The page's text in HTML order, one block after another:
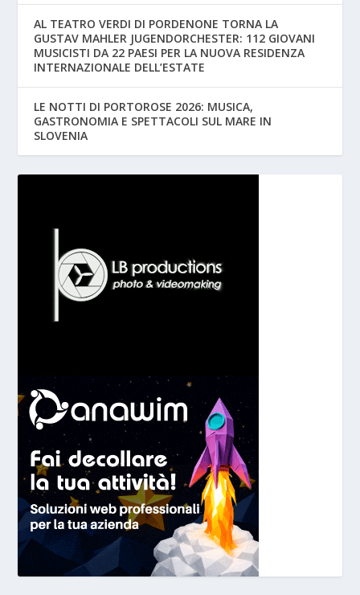
AL TEATRO VERDI DI PORDENONE TORNA LA
GUSTAV MAHLER JUGENDORCHESTER: 112 GIOVANI
MUSICISTI DA 22 PAESI PER LA NUOVA RESIDENZA
INTERNAZIONALE DELL’ESTATE
LE NOTTI DI PORTOROSE 2026: MUSICA,
GASTRONOMIA E SPETTACOLI SUL MARE IN
SLOVENIA